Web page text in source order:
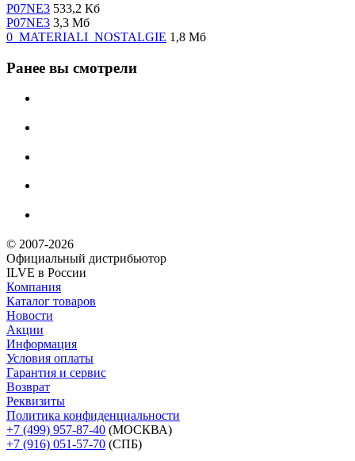
P07NE3 533,2 Кб
P07NE3 3,3 Мб
0_MATERIALI_NOSTALGIE 1,8 Мб
Ранее вы смотрели
© 2007-2026
Официальный дистрибьютoр
ILVE в России
Компания
Каталог товаров
Новости
Акции
Информация
Условия оплаты
Гарантия и сервис
Возврат
Реквизиты
Политика конфиденциальности
+7 (499) 957-87-40 (МОСКВА)
+7 (916) 051-57-70 (СПБ)